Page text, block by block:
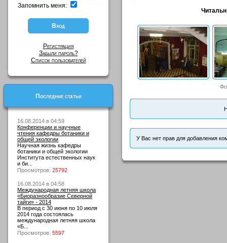
Запомнить меня:
Регистрация
Забыли пароль?
Список пользователей
Последние статьи
16.08.2014 в 04:59
Конференции и научные
чтения кафедры ботаники и
общей экологии
Научная жизнь кафедры
ботаники и общей экологии
Института естественных наук
и би...
Просмотров: 25792
16.08.2014 в 04:58
Международная летняя школа
«Биоразнообразие Северной
тайги» - 2014
В период с 30 июня по 10 июля
2014 года состоялась
международная летняя школа
«Б...
Просмотров: 5597
У Вас нет прав для добавления